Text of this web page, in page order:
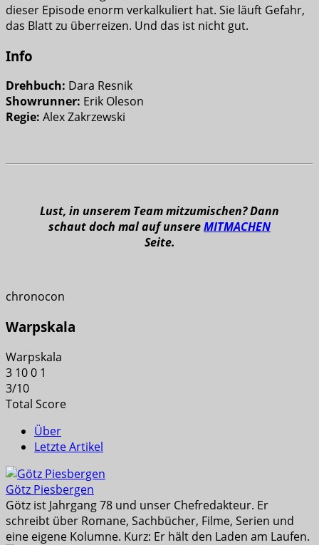
dieser Episode enorm verkalkuliert hat. Sie läuft Gefahr,
das Blatt zu überreizen. Und das ist nicht gut.
Info
Drehbuch: Dara Resnik
Showrunner: Erik Oleson
Regie: Alex Zakrzewski
Lust, in unserem Team mitzumischen? Dann
schaut doch mal auf unsereMITMACHEN
Seite.
chronocon
Warpskala
Warpskala
3 100 1
3/10
Total Score
Über
Letzte Artikel
Götz Piesbergen
Götz ist Jahrgang 78 und unser Chefredakteur. Er
schreibt über Romane, Sachbücher, Filme, Serien und
eine eigene Kolumne. Kurz: Er hält den Laden am Laufen.